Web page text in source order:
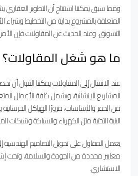
ومما سبق يمكننا استنتاج أن التطوير
المتعلقة بالمشروع بداية من التخطيط وشراء
التسويق. وعند الحديث عن المقاولات فإن
ما هو شغل المقاولات؟
عند الانتقال إلى المقاولات يمكننا القول أن
المشاريع الإنشائية، ويشمل كافة الأعمال
من الحفر والأساسات، مرورًا الهياكل
البنية التحتية مثل الكهرباء والسباكة وشبكات
يعمل المقاول على تحويل التصاميم
معايير محددة من الجودة والسلامة، وتحت
الاستشاري.